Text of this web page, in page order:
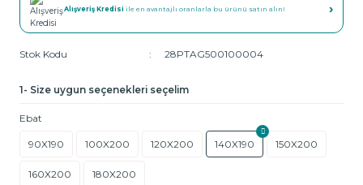
Alışveriş Kredisi ile en avantajlı oranlarla bu ürünü satın alın! ›
Stok Kodu 28PTAG500100004
1- Size uygun seçenekleri seçelim
Ebat
90X190 100X200 120X200 140X190 150X200
160X200
180X200